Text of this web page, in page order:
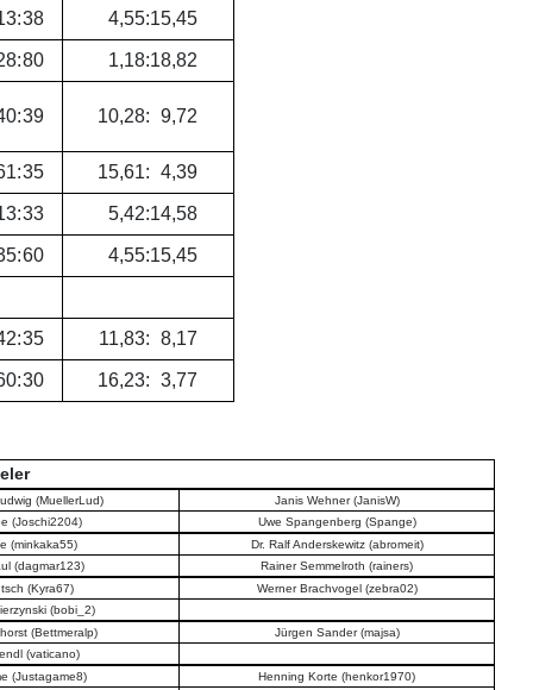
:38 4,55:15,45
:80 1,18:18,82
:39 10,28: 9,72
:35 15,61: 4,39
:33 5,42:14,58
:60 4,55:15,45
:35 11,83: 8,17
:30 16,23: 3,77
(MuellerLud)
Janis Wehner (JanisW)
(Joschi2204)
Uwe Spangenberg (Spange)
(minkaka55)
Dr. Ralf Anderskewitz (abromeit)
(dagmar123)
Rainer Semmelroth (rainers)
(Kyra67)
Werner Brachvogel (zebra02)
(bobi_2)
(Bettmeralp)
Jürgen Sander (majsa)
(vaticano)
(Justagame8)
Henning Korte (henkor1970)